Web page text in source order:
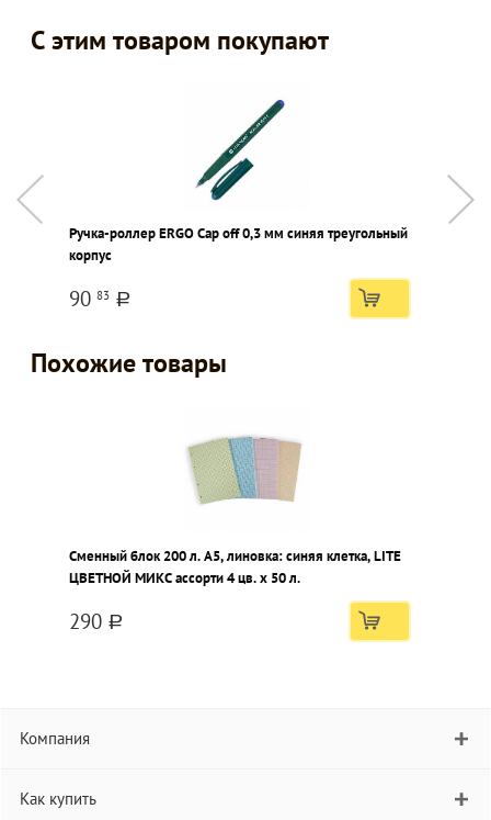
С этим товаром покупают
Ручка-роллер ERGO Cap off 0,3 мм синяя треугольный
корпус
90 83 a
Похожие товары
Сменный блок 200 л. А5, линовка: синяя клетка, LITE
ЦВЕТНОЙ МИКС ассорти 4 цв. x 50 л.
290 a
Компания
Как купить